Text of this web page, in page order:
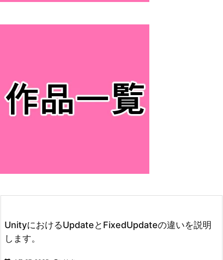
UnityにおけるUpdateとFixedUpdateの違いを説明
します。